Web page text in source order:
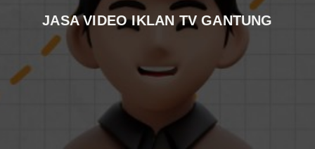
JASA VIDEO IKLAN TV GANTUNG